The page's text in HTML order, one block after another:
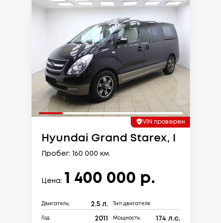
VIN проверен
Hyundai Grand Starex, I
Пробег: 160 000 км.
Цена: 1 400 000 р.
Двигатель: 2.5 л. Тип двигателя:
Год: 2011 Мощность: 174 л.с.